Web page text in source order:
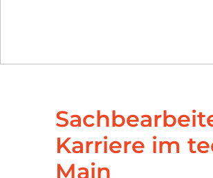
Karriere im
Main